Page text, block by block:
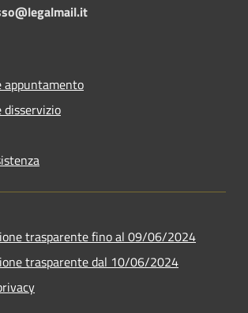
appuntamento
disservizio
trasparente fino al 09/06/2024
trasparente dal 10/06/2024